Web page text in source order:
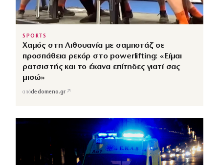
SPORTS
Χαμός στη Λιθουανία με σαμποτάζ σε
προσπάθεια ρεκόρ στο powerlifting: «Είμαι
ρατσιστής και το έκανα επίτηδες γιατί σας
μισώ»
απόdedomeno.gr ↗